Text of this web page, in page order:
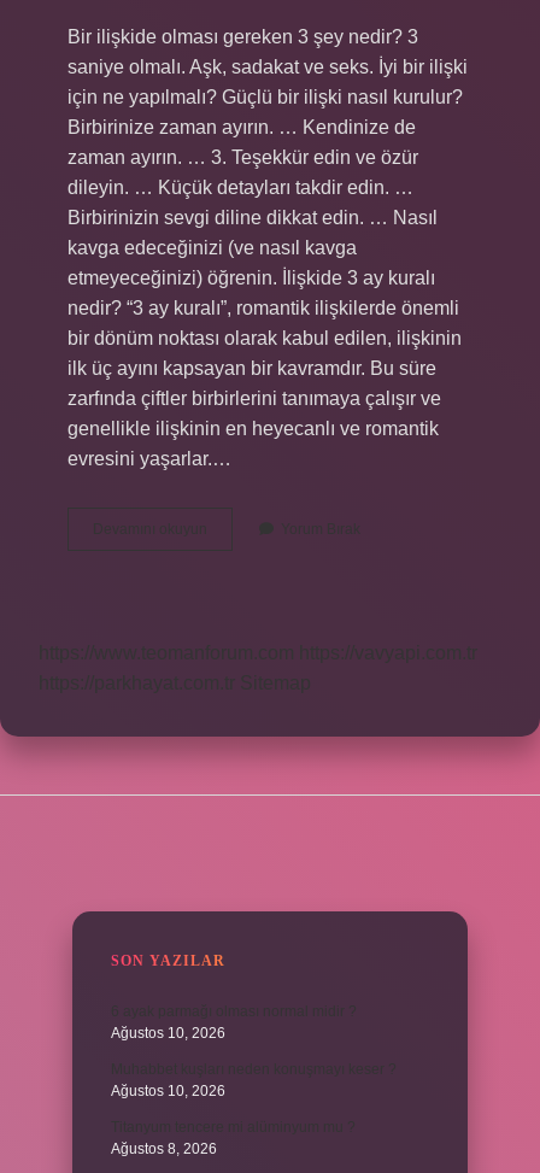
Bir ilişkide olması gereken 3 şey nedir? 3
saniye olmalı. Aşk, sadakat ve seks. İyi bir ilişki
için ne yapılmalı? Güçlü bir ilişki nasıl kurulur?
Birbirinize zaman ayırın. … Kendinize de
zaman ayırın. … 3. Teşekkür edin ve özür
dileyin. … Küçük detayları takdir edin. …
Birbirinizin sevgi diline dikkat edin. … Nasıl
kavga edeceğinizi (ve nasıl kavga
etmeyeceğinizi) öğrenin. İlişkide 3 ay kuralı
nedir? “3 ay kuralı”, romantik ilişkilerde önemli
bir dönüm noktası olarak kabul edilen, ilişkinin
ilk üç ayını kapsayan bir kavramdır. Bu süre
zarfında çiftler birbirlerini tanımaya çalışır ve
genellikle ilişkinin en heyecanlı ve romantik
evresini yaşarlar.…
Devamını okuyun
Bir
Yorum Bırak
https://www.teomanforum.com
https://vavyapi.com.tr
https://parkhayat.com.tr
Sitemap
SON YAZILAR
Ağustos 10, 2026
Ağustos 10, 2026
Ağustos 8, 2026